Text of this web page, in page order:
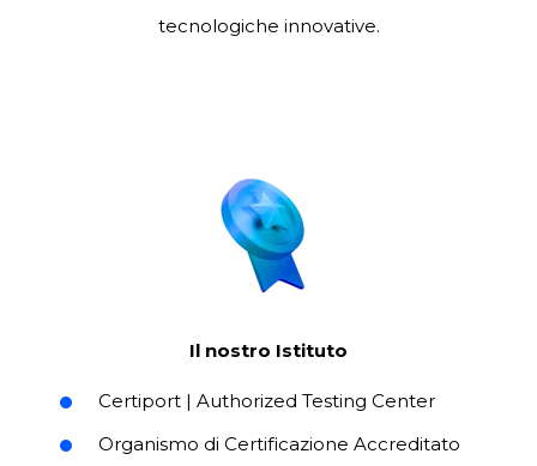
tecnologiche innovative.
Il nostro Istituto
Certiport | Authorized Testing Center
Organismo di Certificazione Accreditato